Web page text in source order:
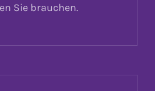
Sie brauchen.